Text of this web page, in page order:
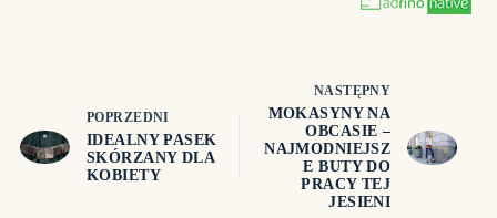
POPRZEDNI
IDEALNY PASEK
SKÓRZANY DLA
KOBIETY
NASTĘPNY
MOKASYNY NA
OBCASIE –
NAJMODNIEJSZ
E BUTY DO
PRACY TEJ
JESIENI